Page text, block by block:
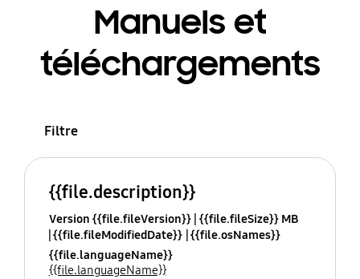
Manuels et
téléchargements
Filtre
{{file.description}}
Version {{file.fileVersion}} {{file.fileSize}} MB
{{file.fileModifiedDate}} {{file.osNames}}
{{file.languageName}}
{{file.languageName}}